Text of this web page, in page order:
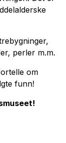
perler m.m.
om
funn!